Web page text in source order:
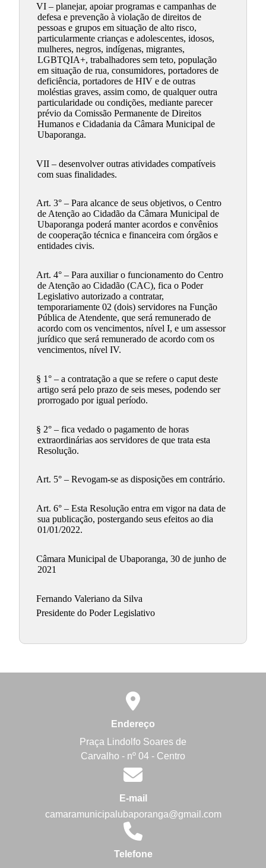
VI – planejar, apoiar programas e campanhas de
defesa e prevenção à violação de direitos de
pessoas e grupos em situação de alto risco,
particularmente crianças e adolescentes, idosos,
mulheres, negros, indígenas, migrantes,
LGBTQIA+, trabalhadores sem teto, população
em situação de rua, consumidores, portadores de
deficiência, portadores de HIV e de outras
moléstias graves, assim como, de qualquer outra
particularidade ou condições, mediante parecer
prévio da Comissão Permanente de Direitos
Humanos e Cidadania da Câmara Municipal de
Ubaporanga.
VII – desenvolver outras atividades compatíveis
com suas finalidades.
Art. 3° – Para alcance de seus objetivos, o Centro
de Atenção ao Cidadão da Câmara Municipal de
Ubaporanga poderá manter acordos e convênios
de cooperação técnica e financeira com órgãos e
entidades civis.
Art. 4° – Para auxiliar o funcionamento do Centro
de Atenção ao Cidadão (CAC), fica o Poder
Legislativo autorizado a contratar,
temporariamente 02 (dois) servidores na Função
Pública de Atendente, que será remunerado de
acordo com os vencimentos, nível I, e um assessor
jurídico que será remunerado de acordo com os
vencimentos, nível IV.
§ 1° – a contratação a que se refere o caput deste
artigo será pelo prazo de seis meses, podendo ser
prorrogado por igual período.
§ 2° – fica vedado o pagamento de horas
extraordinárias aos servidores de que trata esta
Resolução.
Art. 5° – Revogam-se as disposições em contrário.
Art. 6° – Esta Resolução entra em vigor na data de
sua publicação, postergando seus efeitos ao dia
01/01/2022.
Câmara Municipal de Ubaporanga, 30 de junho de
2021
Fernando Valeriano da Silva
Presidente do Poder Legislativo
Endereço
Praça Lindolfo Soares de
Carvalho - nº 04 - Centro
E-mail
camaramunicipalubaporanga@gmail.com
Telefone